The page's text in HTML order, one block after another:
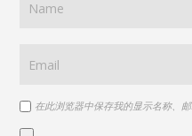
在此浏览器中保存我的显示名称、